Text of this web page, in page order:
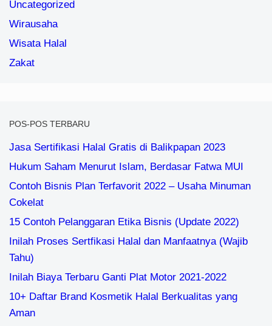
Uncategorized
Wirausaha
Wisata Halal
Zakat
POS-POS TERBARU
Jasa Sertifikasi Halal Gratis di Balikpapan 2023
Hukum Saham Menurut Islam, Berdasar Fatwa MUI
Contoh Bisnis Plan Terfavorit 2022 – Usaha Minuman
Cokelat
15 Contoh Pelanggaran Etika Bisnis (Update 2022)
Inilah Proses Sertfikasi Halal dan Manfaatnya (Wajib
Tahu)
Inilah Biaya Terbaru Ganti Plat Motor 2021-2022
10+ Daftar Brand Kosmetik Halal Berkualitas yang
Aman